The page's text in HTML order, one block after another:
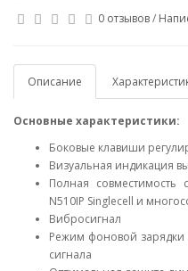
0 отзывов/
Описание
Основные характеристики:
Боковые клавиши
Визуальная индикация
Полная совместимость
N510IP Singlecell и
Вибросигнал
Режим фоновой зарядки
сигнала